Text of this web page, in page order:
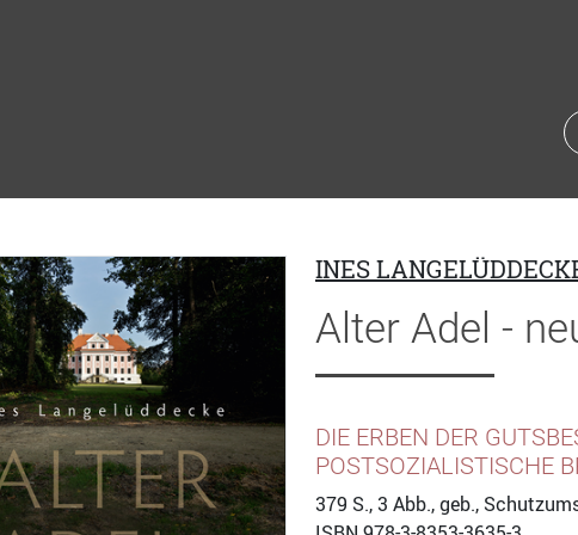
INES
Alter Adel -
DIE ERBEN DER
POSTSOZIALISTISCHE
379 S., 3 Abb., geb.,